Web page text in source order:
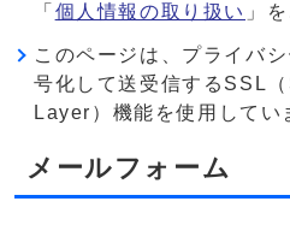
「 個人情報の取り扱い 」
このページは、プライバ
号化して送受信するSSL
Layer）機能を使用してい
メールフォーム